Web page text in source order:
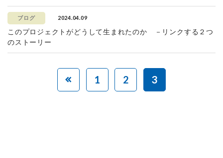
ブログ 2024.04.09
このプロジェクトがどうして生まれたのか －リンクする２つ
のストーリー
1 2 3